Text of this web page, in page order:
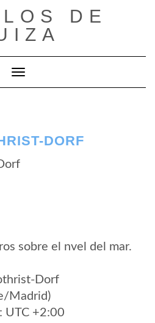
DE
Cambiar modo de navegación
DORF
sobre el nvel del mar.
Dorf
Madrid)
UTC +2:00